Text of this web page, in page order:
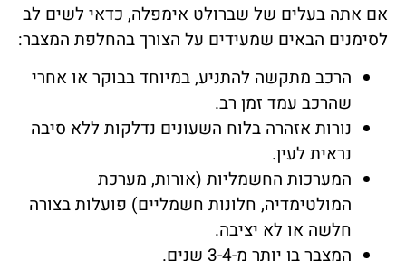
אם אתה בעלים של שברולט אימפלה, כדאי לשים לב
לסימנים הבאים שמעידים על הצורך בהחלפת המצבר:
הרכב מתקשה להתניע, במיוחד בבוקר או אחרי
שהרכב עמד זמן רב.
נורות אזהרה בלוח השעונים נדלקות ללא סיבה
נראית לעין.
המערכות החשמליות (אורות, מערכת
המולטימדיה, חלונות חשמליים) פועלות בצורה
חלשה או לא יציבה.
המצבר בן יותר מ-3-4 שנים.